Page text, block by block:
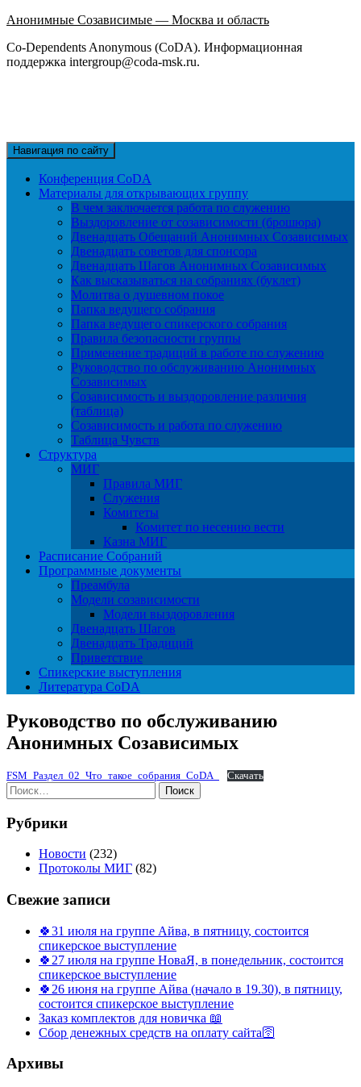
Анонимные Созависимые — Москва и область
Co-Dependents Anonymous (CoDA). Информационная
поддержка intergroup@coda-msk.ru.
Навигация по сайту
Конференция CoDA
Материалы для открывающих группу
В чем заключается работа по служению
Выздоровление от созависимости (брошюра)
Двенадцать Обещаний Анонимных Созависимых
Двенадцать советов для спонсора
Двенадцать Шагов Анонимных Созависимых
Как высказываться на собраниях (буклет)
Молитва о душевном покое
Папка ведущего собрания
Папка ведущего спикерского собрания
Правила безопасности группы
Применение традиций в работе по служению
Руководство по обслуживанию Анонимных
Созависимых
Созависимость и выздоровление различия
(таблица)
Созависимость и работа по служению
Таблица Чувств
Структура
МИГ
Правила МИГ
Служения
Комитеты
Комитет по несению вести
Казна МИГ
Расписание Собраний
Программные документы
Преамбула
Модели созависимости
Модели выздоровления
Двенадцать Шагов
Двенадцать Традиций
Приветствие
Спикерские выступления
Литература CoDA
Руководство по обслуживанию
Анонимных Созависимых
FSM_Раздел_02_Что_такое_собрания_CoDA_ Скачать
Найти:
Рубрики
Новости (232)
Протоколы МИГ (82)
Свежие записи
🍀31 июля на группе Айва, в пятницу, состоится
спикерское выступление
🍀27 июля на группе НоваЯ, в понедельник, состоится
спикерское выступление
🍀26 июня на группе Айва (начало в 19.30), в пятницу,
состоится спикерское выступление
Заказ комплектов для новичка 📖
Сбор денежных средств на оплату сайта🛜
Архивы